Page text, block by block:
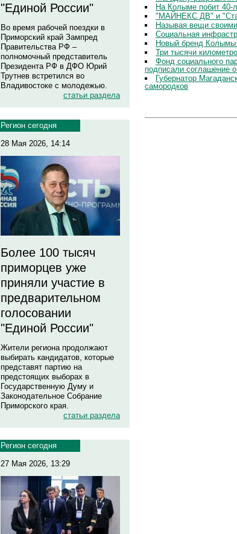
"Единой России"
Во время рабочей поездки в
Приморский край Зампред
Правительства РФ –
полномочный представитель
Президента РФ в ДФО Юрий
Трутнев встретился во
Владивостоке с молодежью.
статьи раздела
Регион сегодня
28 Мая 2026, 14:14
Более 100 тысяч
приморцев уже
приняли участие в
предварительном
голосовании
"Единой России"
Жители региона продолжают
выбирать кандидатов, которые
представят партию на
предстоящих выборах в
Государственную Думу и
Законодательное Собрание
Приморского края.
статьи раздела
Регион сегодня
27 Мая 2026, 13:29
На Колыме побит 40-
"МАЙНЕКС ДВ" и
Называя вещи
Социальная
Новый бренд Колымы:
Три тысячи
Фонд социального
подписали соглашение
Губернатор
самородков